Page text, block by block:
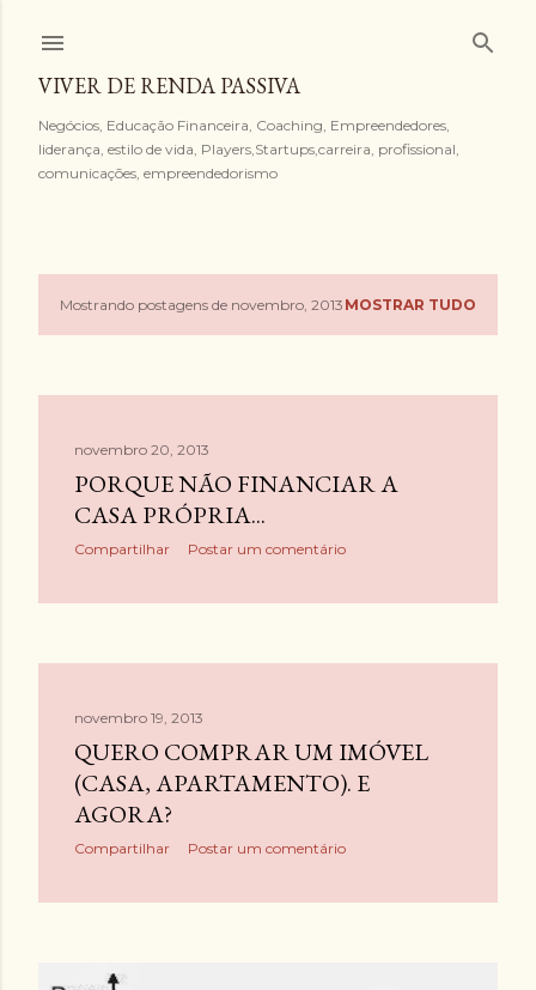
VIVER DE RENDA PASSIVA
Negócios, Educação Financeira, Coaching, Empreendedores,
liderança, estilo de vida, Players,Startups,carreira, profissional,
comunicações, empreendedorismo
P
e
n
Mostrando postagens de novembro, 2013 MOSTRAR TUDO
novembro 20, 2013
PORQUE NÃO FINANCIAR A
CASA PRÓPRIA...
Compartilhar Postar um comentário
novembro 19, 2013
QUERO COMPRAR UM IMÓVEL
(CASA, APARTAMENTO). E
AGORA?
Compartilhar Postar um comentário